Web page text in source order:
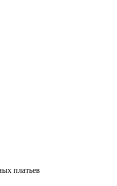
платьев